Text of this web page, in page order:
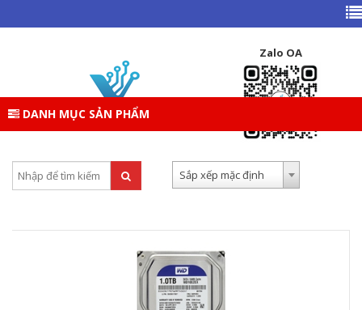
Zalo OA
DANH MỤC SẢN PHẨM
TRANG CHỦ DANH MỤC SẢN PHẨM
LINH KIỆN DESKTOP
WD
Sắp xếp mặc định